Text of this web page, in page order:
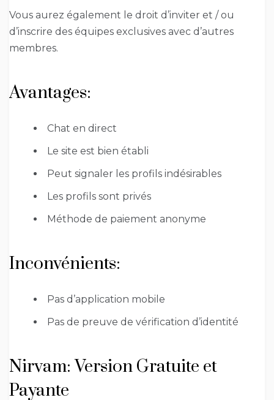
Vous aurez également le droit d’inviter et / ou
d’inscrire des équipes exclusives avec d’autres
membres.
Avantages:
Chat en direct
Le site est bien établi
Peut signaler les profils indésirables
Les profils sont privés
Méthode de paiement anonyme
Inconvénients:
Pas d’application mobile
Pas de preuve de vérification d’identité
Nirvam: Version Gratuite et
Payante